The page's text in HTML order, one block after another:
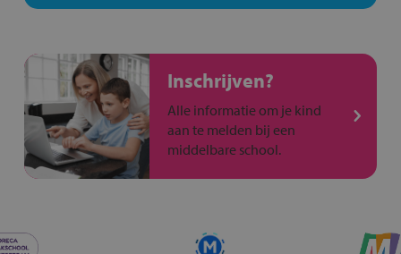
Inschrijven?
Alle informatie om je kind
aan te melden bij een
middelbare school.